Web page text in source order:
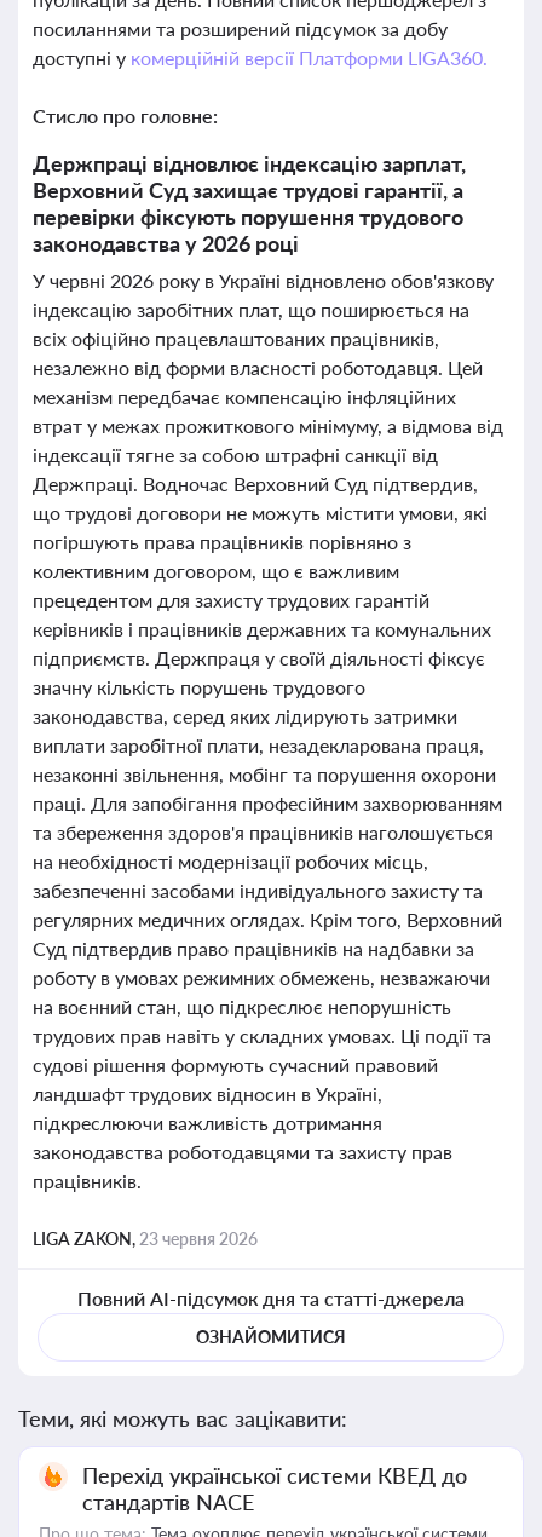
посиланнями та розширений підсумок за добу
доступні у комерційній версії Платформи LIGA360.
Стисло про головне:
Держпраці відновлює індексацію зарплат,
Верховний Суд захищає трудові гарантії, а
перевірки фіксують порушення трудового
законодавства у 2026 році
У червні 2026 року в Україні відновлено обов'язкову
індексацію заробітних плат, що поширюється на
всіх офіційно працевлаштованих працівників,
незалежно від форми власності роботодавця. Цей
механізм передбачає компенсацію інфляційних
втрат у межах прожиткового мінімуму, а відмова від
індексації тягне за собою штрафні санкції від
Держпраці. Водночас Верховний Суд підтвердив,
що трудові договори не можуть містити умови, які
погіршують права працівників порівняно з
колективним договором, що є важливим
прецедентом для захисту трудових гарантій
керівників і працівників державних та комунальних
підприємств. Держпраця у своїй діяльності фіксує
значну кількість порушень трудового
законодавства, серед яких лідирують затримки
виплати заробітної плати, незадекларована праця,
незаконні звільнення, мобінг та порушення охорони
праці. Для запобігання професійним захворюванням
та збереження здоров'я працівників наголошується
на необхідності модернізації робочих місць,
забезпеченні засобами індивідуального захисту та
регулярних медичних оглядах. Крім того, Верховний
Суд підтвердив право працівників на надбавки за
роботу в умовах режимних обмежень, незважаючи
на воєнний стан, що підкреслює непорушність
трудових прав навіть у складних умовах. Ці події та
судові рішення формують сучасний правовий
ландшафт трудових відносин в Україні,
підкреслюючи важливість дотримання
законодавства роботодавцями та захисту прав
працівників.
LIGA ZAKON, 23 червня 2026
Повний AI-підсумок дня та статті-джерела
ОЗНАЙОМИТИСЯ
Теми, які можуть вас зацікавити:
Перехід української системи КВЕД до
стандартів NACE